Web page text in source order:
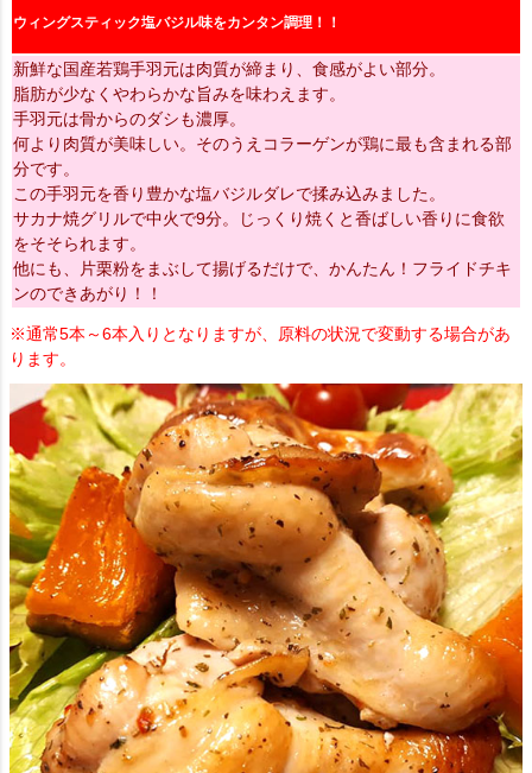
ウィングスティック塩バジル味をカンタン調理！！
新鮮な国産若鶏手羽元は肉質が締まり、食感がよい部分。
脂肪が少なくやわらかな旨みを味わえます。
手羽元は骨からのダシも濃厚。
何より肉質が美味しい。そのうえコラーゲンが鶏に最も含まれる部
分です。
この手羽元を香り豊かな塩バジルダレで揉み込みました。
サカナ焼グリルで中火で9分。じっくり焼くと香ばしい香りに食欲
をそそられます。
他にも、片栗粉をまぶして揚げるだけで、かんたん！フライドチキ
ンのできあがり！！
※通常5本～6本入りとなりますが、原料の状況で変動する場合があ
ります。